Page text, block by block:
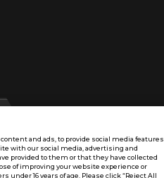
and ads, to provide social media features
with our social media, advertising and
provided to them or that they have collected
of improving your website experience or
16 years of age. Please click “Reject All